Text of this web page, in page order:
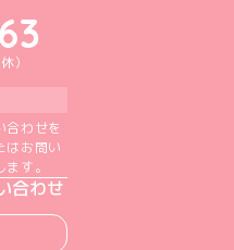
）
合わせを
はお問い
す。
合わせ